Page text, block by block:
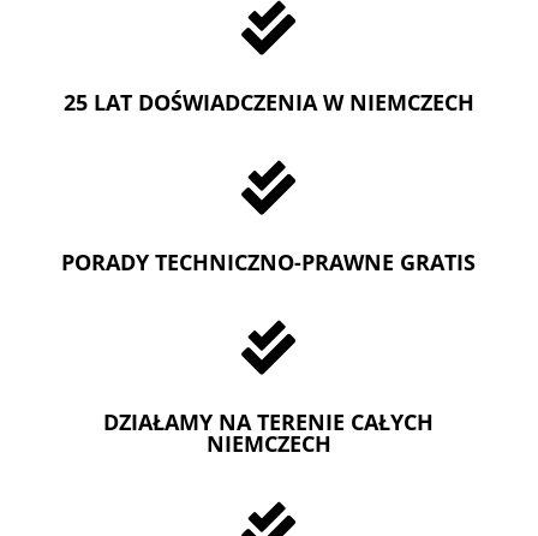

25 LAT DOŚWIADCZENIA W NIEMCZECH

PORADY TECHNICZNO-PRAWNE GRATIS

DZIAŁAMY NA TERENIE CAŁYCH
NIEMCZECH